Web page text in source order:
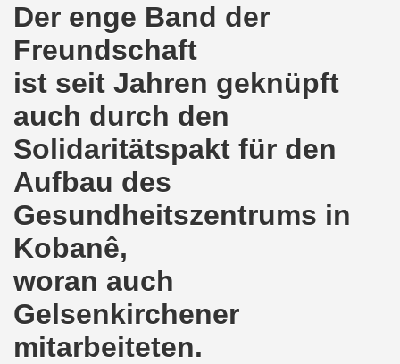
Der enge Band der
Freundschaft
ist seit Jahren geknüpft
auch durch den
Solidaritätspakt für den
Aufbau des
Gesundheitszentrums in
Kobanê,
woran auch
Gelsenkirchener
mitarbeiteten.
Montagsdemo-Bewegung am 02. November 2020
auf die Bevölkerung! Beschäftigte und Arbeitslose
ruft auf: Kommt mit am 10.10.2020 gemeinsam
Brennpunkte am 14.09.2020: Wahlauswertung - Lage
Bewegung am 14.09.2020 mit breiter Themenpalette
ich (Thomas Kistermann) zur Kommunalwahl für das
und dadurch wurde bis zum heutigen Zeitpunkt im
16 Jahre Gelsenkirchener Montagsdemo-
Bewegung - Jubiläum am 10.08.2020